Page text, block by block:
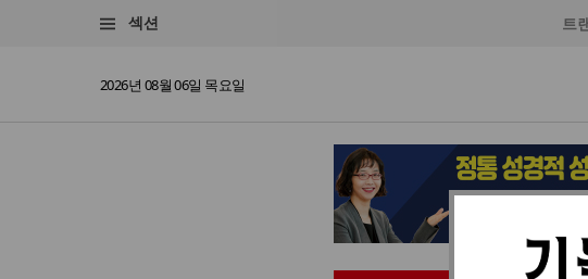
섹션 트
2026년 08월 06일 목요일